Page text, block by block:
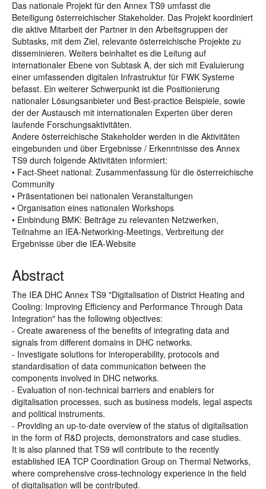
Das nationale Projekt für den Annex TS9 umfasst die
Beteiligung österreichischer Stakeholder. Das Projekt koordiniert
die aktive Mitarbeit der Partner in den Arbeitsgruppen der
Subtasks, mit dem Ziel, relevante österreichische Projekte zu
disseminieren. Weiters beinhaltet es die Leitung auf
internationaler Ebene von Subtask A, der sich mit Evaluierung
einer umfassenden digitalen Infrastruktur für FWK Systeme
befasst. Ein weiterer Schwerpunkt ist die Positionierung
nationaler Lösungsanbieter und Best-practice Beispiele, sowie
der der Austausch mit internationalen Experten über deren
laufende Forschungsaktivitäten.
Andere österreichische Stakeholder werden in die Aktivitäten
eingebunden und über Ergebnisse / Erkenntnisse des Annex
TS9 durch folgende Aktivitäten informiert:
• Fact-Sheet national: Zusammenfassung für die österreichische
Community
• Präsentationen bei nationalen Veranstaltungen
• Organisation eines nationalen Workshops
• Einbindung BMK: Beiträge zu relevanten Netzwerken,
Teilnahme an IEA-Networking-Meetings, Verbreitung der
Ergebnisse über die IEA-Website
Abstract
The IEA DHC Annex TS9 "Digitalisation of District Heating and
Cooling: Improving Efficiency and Performance Through Data
Integration" has the following objectives:
- Create awareness of the benefits of integrating data and
signals from different domains in DHC networks.
- Investigate solutions for interoperability, protocols and
standardisation of data communication between the
components involved in DHC networks.
- Evaluation of non-technical barriers and enablers for
digitalisation processes, such as business models, legal aspects
and political instruments.
- Providing an up-to-date overview of the status of digitalisation
in the form of R&D projects, demonstrators and case studies.
It is also planned that TS9 will contribute to the recently
established IEA TCP Coordination Group on Thermal Networks,
where comprehensive cross-technology experience in the field
of digitalisation will be contributed.